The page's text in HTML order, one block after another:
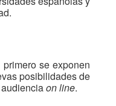
se exponen
posibilidades de
on line.